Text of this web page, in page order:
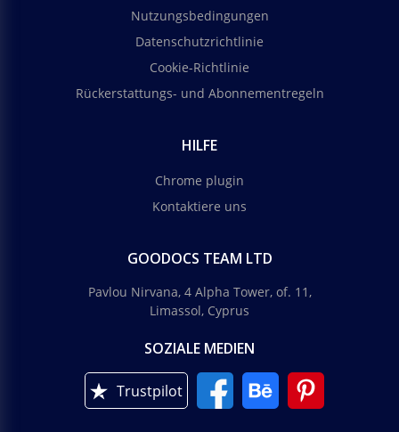
Nutzungsbedingungen
Datenschutzrichtlinie
Cookie-Richtlinie
Rückerstattungs- und Abonnementregeln
HILFE
Chrome plugin
Kontaktiere uns
GOODOCS TEAM LTD
Pavlou Nirvana, 4 Alpha Tower, of. 11,
Limassol, Cyprus
SOZIALE MEDIEN
Trustpilot